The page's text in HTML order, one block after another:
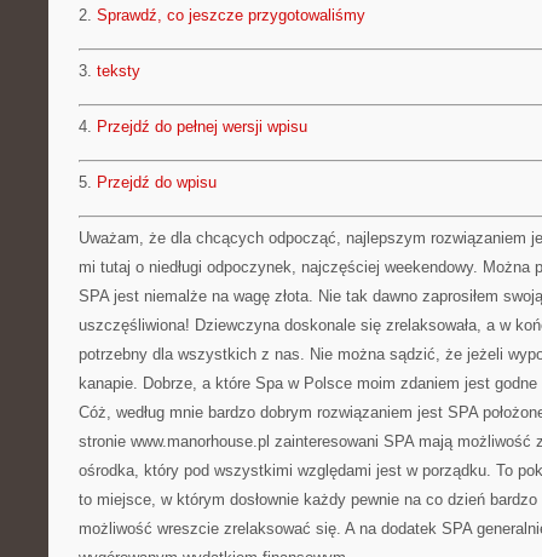
2. Sprawdź, co jeszcze przygotowaliśmy
3. teksty
4. Przejdź do pełnej wersji wpisu
5. Przejdź do wpisu
Uważam, że dla chcących odpocząć, najlepszym rozwiązaniem
mi tutaj o niedługi odpoczynek, najczęściej weekendowy. Można
SPA jest niemalże na wagę złota. Nie tak dawno zaprosiłem
uszczęśliwiona! Dziewczyna doskonale się zrelaksowała, a w
potrzebny dla wszystkich z nas. Nie można sądzić, że jeżeli
kanapie. Dobrze, a które Spa w Polsce moim zdaniem jest godne
Cóż, według mnie bardzo dobrym rozwiązaniem jest SPA
stronie www.manorhouse.pl zainteresowani SPA mają możliwość
ośrodka, który pod wszystkimi względami jest w porządku. To
to miejsce, w którym dosłownie każdy pewnie na co dzień
możliwość wreszcie zrelaksować się. A na dodatek SPA